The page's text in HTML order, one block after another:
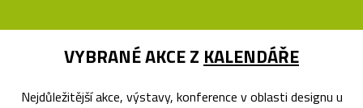
VYBRANÉ AKCE Z KALENDÁŘE
Nejdůležitější akce, výstavy, konference v oblasti designu u